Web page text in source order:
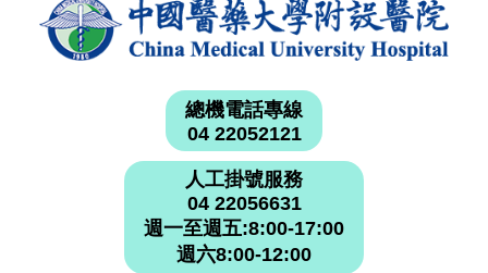
總機電話專線
04 22052121
人工掛號服務
04 22056631
週一至週五:8:00-17:00
週六8:00-12:00